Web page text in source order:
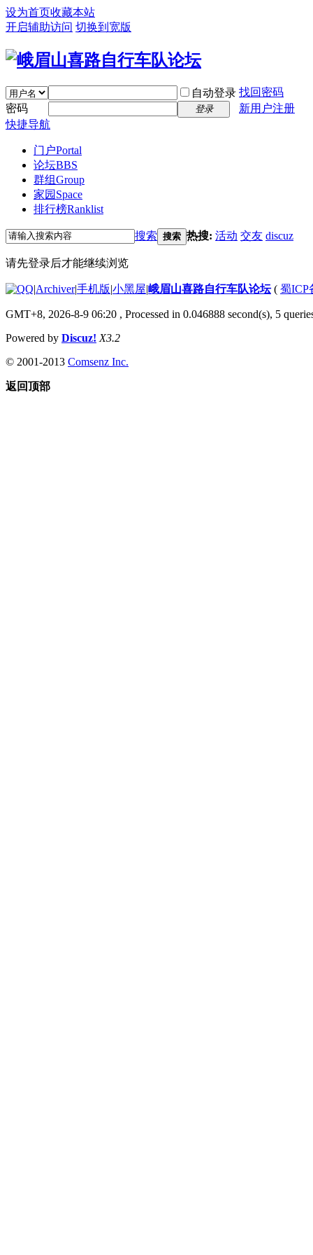
设为首页收藏本站
开启辅助访问 切换到宽版
自动登录 找回密码
密码
登录
新用户注册
快捷导航
门户Portal
论坛BBS
群组Group
家园 Space
排行榜Ranklist
搜索 搜索 热搜: 活动 交友 discuz
请先登录后才能继续浏览
|Archiver|手机版|小黑屋|峨眉山喜路自行车队论坛( 蜀ICP
GMT+8, 2026-8-9 06:20 , Processed in 0.046888 second(s), 5
Powered by Discuz! X3.2
© 2001-2013 Comsenz Inc.
返回顶部